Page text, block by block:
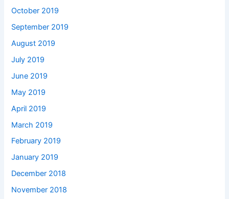
October 2019
September 2019
August 2019
July 2019
June 2019
May 2019
April 2019
March 2019
February 2019
January 2019
December 2018
November 2018